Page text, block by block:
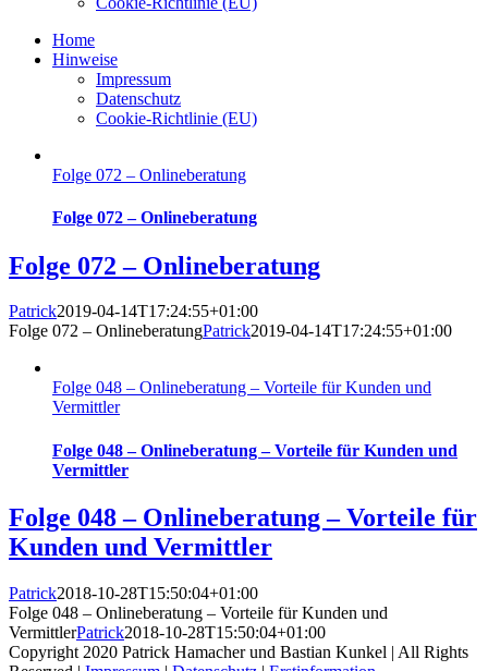
Home
Hinweise
Impressum
Datenschutz
Cookie-Richtlinie (EU)
Folge 072 – Onlineberatung
Folge 072 – Onlineberatung
Folge 072 – Onlineberatung
Patrick2019-04-14T17:24:55+01:00
Folge 072 – OnlineberatungPatrick2019-04-14T17:24:55+01:00
Folge 048 – Onlineberatung – Vorteile für Kunden und
Vermittler
Folge 048 – Onlineberatung – Vorteile für Kunden und
Vermittler
Folge 048 – Onlineberatung – Vorteile für
Kunden und Vermittler
Patrick2018-10-28T15:50:04+01:00
Folge 048 – Onlineberatung – Vorteile für Kunden und
VermittlerPatrick2018-10-28T15:50:04+01:00
Copyright 2020 Patrick Hamacher und Bastian Kunkel | All Rights